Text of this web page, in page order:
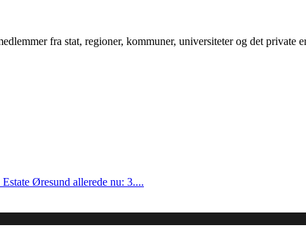
fra stat, regioner, kommuner, universiteter og det private
Øresund allerede nu: 3....